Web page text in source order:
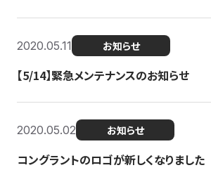
2020.05.11 お知らせ
【5/14】緊急メンテナンスのお知らせ
2020.05.02 お知らせ
コングラントのロゴが新しくなりました